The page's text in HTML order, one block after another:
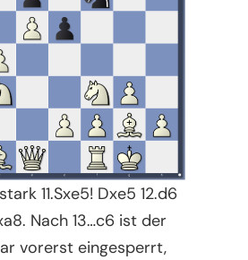
11.Sxe5! Dxe5 12.d6
Nach 13…c6 ist der
vorerst eingesperrt,